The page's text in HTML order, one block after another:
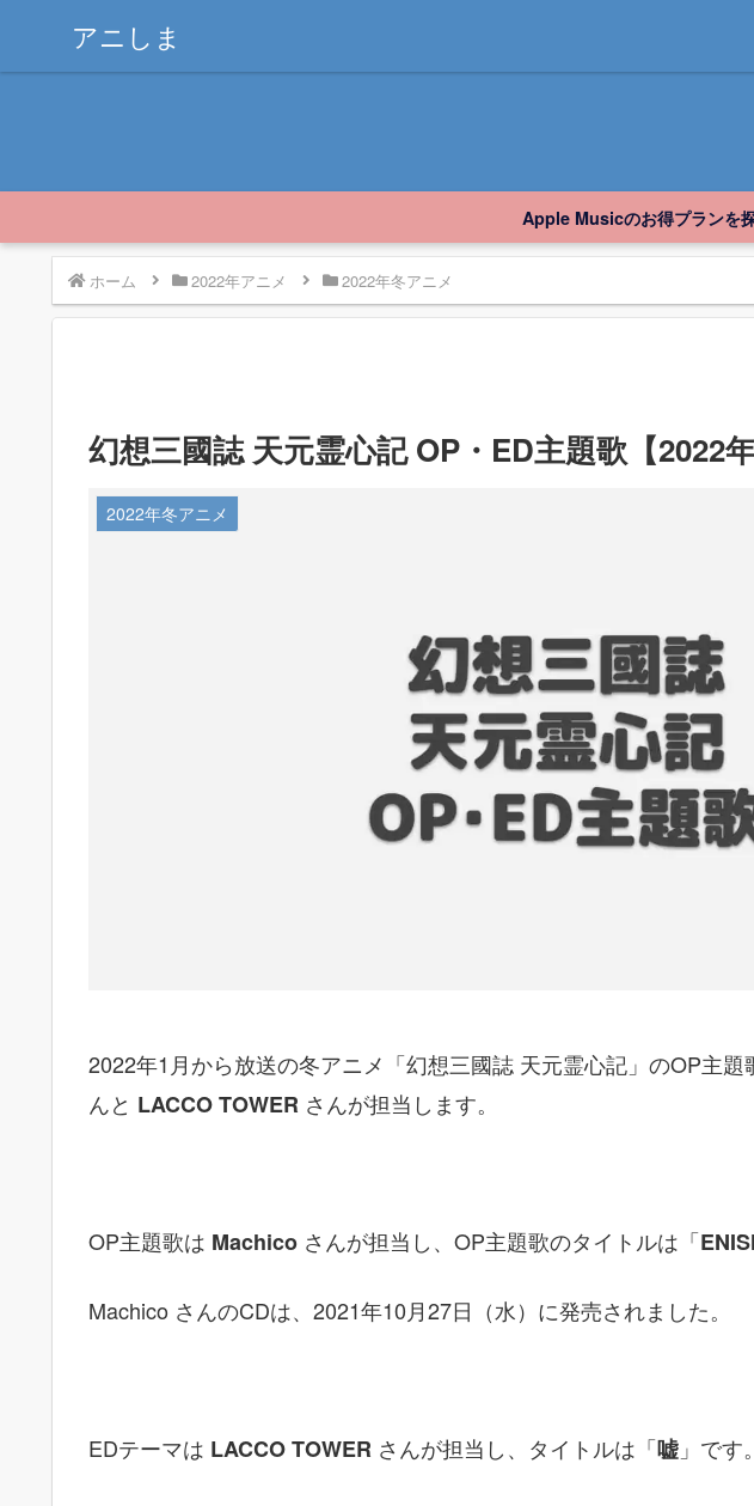
アニしま
Apple Musicのお得プランを
ホーム 2022年アニメ 2022年冬アニメ
幻想三國誌 天元霊心記 OP・ED主題歌【2022
2022年冬アニメ
2022年1月から放送の冬アニメ「幻想三國誌 天元霊心記」のOP主題
んと LACCO TOWER さんが担当します。
OP主題歌は Machico さんが担当し、OP主題歌のタイトルは「
Machico さんのCDは、2021年10月27日（水）に発売されました。
EDテーマは LACCO TOWER さんが担当し、タイトルは「嘘 」です。